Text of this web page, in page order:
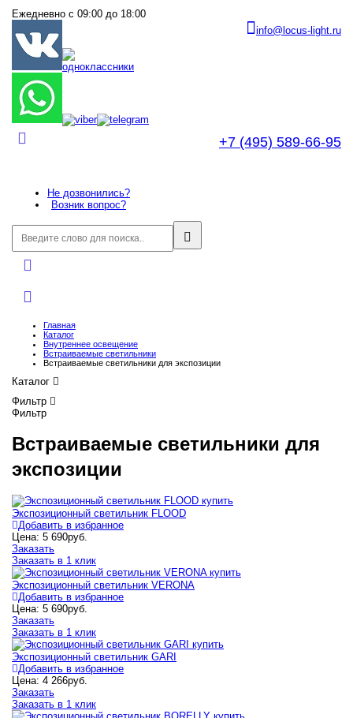
Ежедневно с 09:00 до 18:00
info@locus-light.ru
+7 (495) 589-66-95
Не дозвонились?
Возник вопрос?
Главная
Каталог
Внутреннее оcвещение
Встраиваемые светильники
Встраиваемые светильники для экспозиции
Каталог
Фильтр
Фильтр
Встраиваемые светильники для
экспозиции
Экспозиционный светильник FLOOD
Добавить в избранное
Цена: 5 690руб.
Заказать
Заказать в 1 клик
Экспозиционный светильник VERONA
Добавить в избранное
Цена: 5 690руб.
Заказать
Заказать в 1 клик
Экспозиционный светильник GARI
Добавить в избранное
Цена: 4 266руб.
Заказать
Заказать в 1 клик